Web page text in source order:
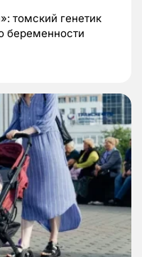
томский генетик
беременности